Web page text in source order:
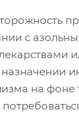
с
на фоне